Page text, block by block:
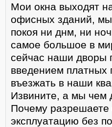
Мои окна выходят
офисных зданий,
покоя ни днм, ни
самое большое в
сейчас наши
введением платных
въезжать в наши
Извините, а мы
Почему разрешаете
эксплуатацию без